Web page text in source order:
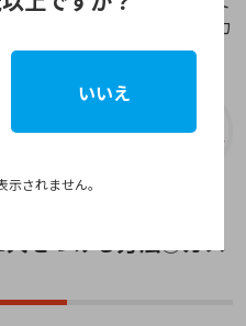
で、火がつくまでカチカ
。
火をつける方法③ガス
いいえ
されません。